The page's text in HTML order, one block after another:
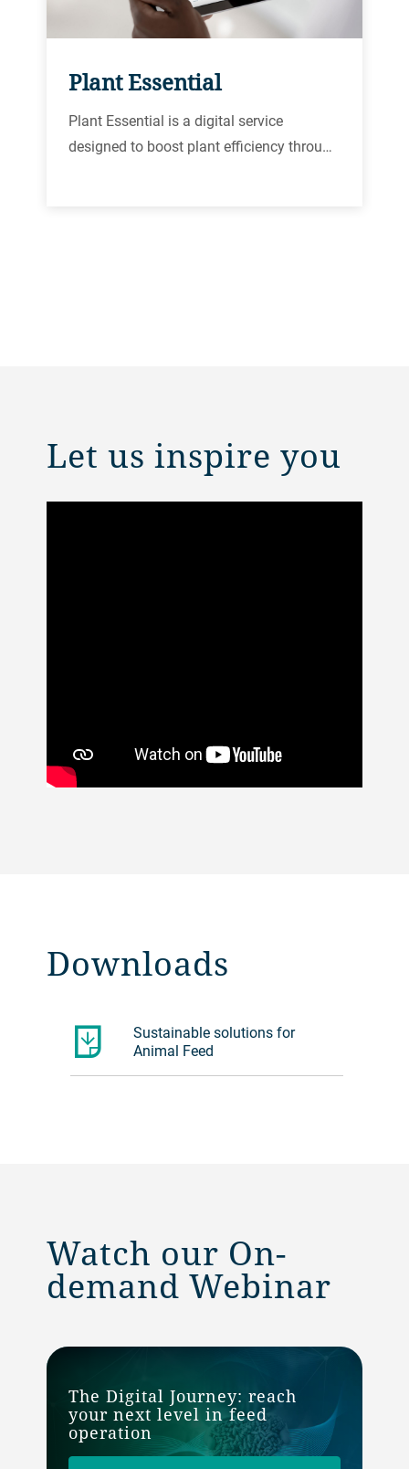
Plant Essential
Plant Essential is a digital service
designed to boost plant efficiency throu…
Let us inspire you
Downloads
Sustainable solutions for
Animal Feed
Watch our On-
demand Webinar
The Digital Journey: reach
your next level in feed
operation